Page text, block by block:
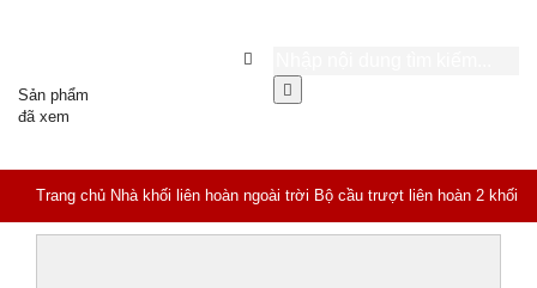
Sản phẩm
đã xem
Trang chủ Nhà khối liên hoàn ngoài trời Bộ cầu trượt liên hoàn 2 khối